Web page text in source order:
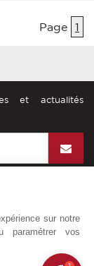
Page 1
et actualités
le mondesur notre
paramétrer vos